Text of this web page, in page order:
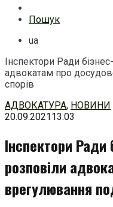
Пошук
ua
Інспектори Ради
адвокатам про
спорів
Перейти
до
АДВОКАТУРА, НОВИНИ
20.09.202113:03
Інспектори
розповіли
врегулювання